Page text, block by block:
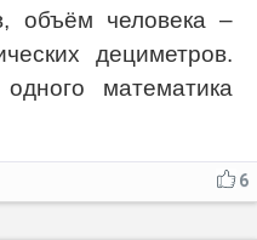
объём человека –
дециметров.
математика
6